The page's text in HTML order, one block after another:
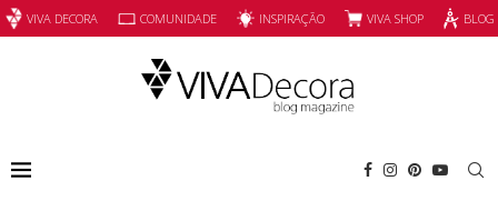
VIVA DECORA COMUNIDADE INSPIRAÇÃO VIVA SHOP